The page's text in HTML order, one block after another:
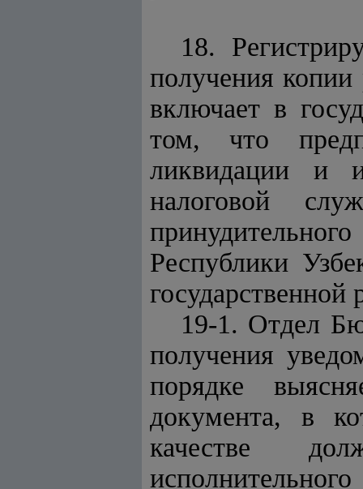
18.
получения
включает в
том, что
ликвидации и
налоговой
Республики
государственной
19-1. Отдел
получения
порядке
документа, в
качестве